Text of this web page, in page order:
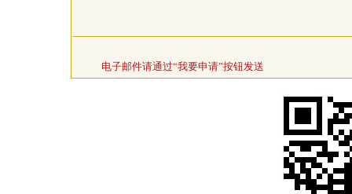
电子邮件请通过“我要申请”按钮发送